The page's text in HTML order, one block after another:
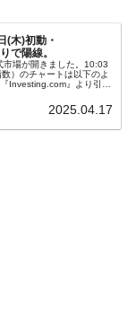
ズブズブ沈む。
人をターゲット
合衆国企業に対
比13.4倍に。
(木)初動・
で陽線。
場が開きました。10:03
）のチャートは以下のよ
Investing.com』より引
2025.04.17